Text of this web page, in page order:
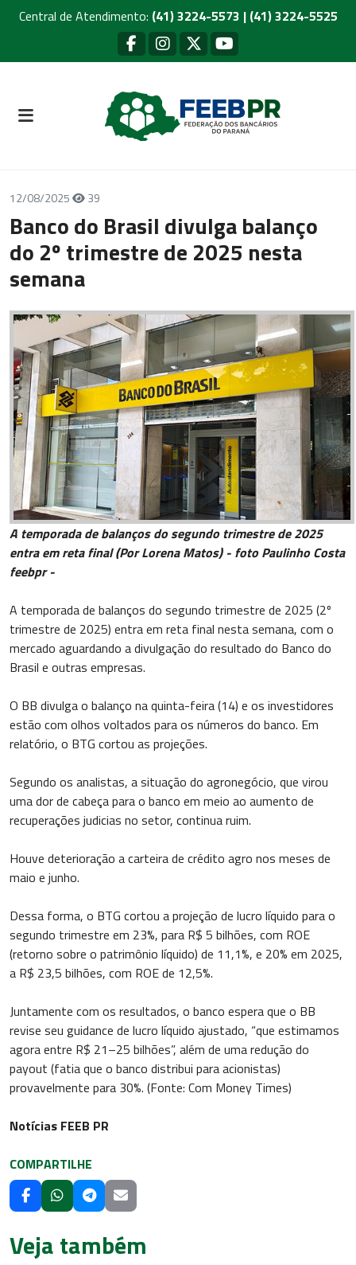
Central de Atendimento: (41) 3224-5573 | (41) 3224-5525
12/08/2025 39
Banco do Brasil divulga balanço
do 2º trimestre de 2025 nesta
semana
A temporada de balanços do segundo trimestre de 2025
entra em reta final (Por Lorena Matos) - foto Paulinho Costa
feebpr -
A temporada de balanços do segundo trimestre de 2025 (2º
trimestre de 2025) entra em reta final nesta semana, com o
mercado aguardando a divulgação do resultado do Banco do
Brasil e outras empresas.
O BB divulga o balanço na quinta-feira (14) e os investidores
estão com olhos voltados para os números do banco. Em
relatório, o BTG cortou as projeções.
Segundo os analistas, a situação do agronegócio, que virou
uma dor de cabeça para o banco em meio ao aumento de
recuperações judicias no setor, continua ruim.
Houve deterioração a carteira de crédito agro nos meses de
maio e junho.
Dessa forma, o BTG cortou a projeção de lucro líquido para o
segundo trimestre em 23%, para R$ 5 bilhões, com ROE
(retorno sobre o patrimônio líquido) de 11,1%, e 20% em 2025,
a R$ 23,5 bilhões, com ROE de 12,5%.
Juntamente com os resultados, o banco espera que o BB
revise seu guidance de lucro líquido ajustado, “que estimamos
agora entre R$ 21–25 bilhões”, além de uma redução do
payout (fatia que o banco distribui para acionistas)
provavelmente para 30%. (Fonte: Com Money Times)
Notícias FEEB PR
COMPARTILHE
Veja também